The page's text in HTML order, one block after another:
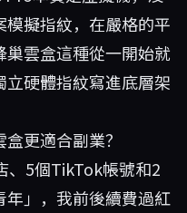
擬指紋，在嚴格的平
巢雲盒這種從一開始就
硬體指紋寫進底層架
更適合副業？
、5個TikTok帳號和2
」，我前後續費過紅